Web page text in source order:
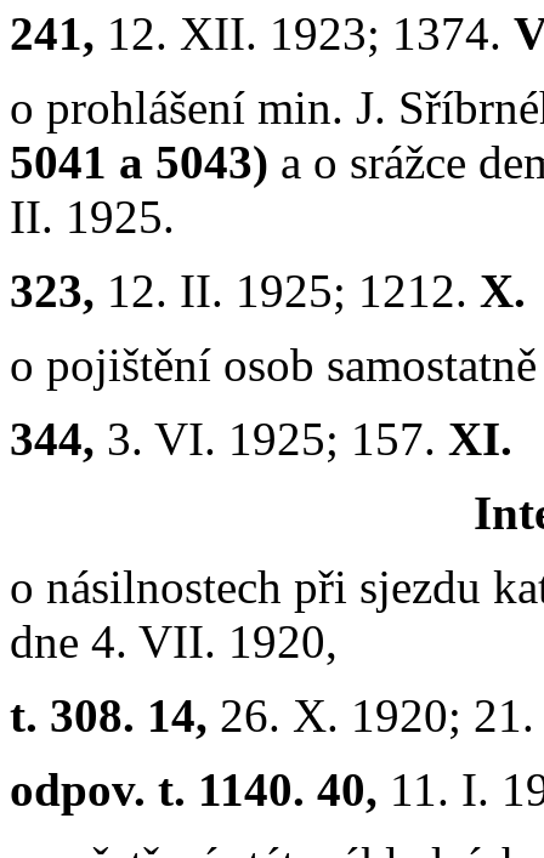
241, 12. XII. 1923; 1374.
o prohlášení min. J.
5041 a 5043) a o srážce
II. 1925.
323, 12. II. 1925; 1212. X.
o pojištění osob
344, 3. VI. 1925; 157. XI.
o násilnostech při sjezdu
dne 4. VII. 1920,
t. 308. 14, 26. X. 1920;
odpov. t. 1140. 40, 11. I.